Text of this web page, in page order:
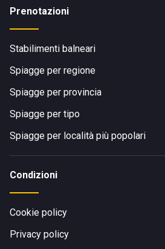
Prenotazioni
Stabilimenti balneari
Spiagge per regione
Spiagge per provincia
Spiagge per tipo
Spiagge per località più popolari
Condizioni
Cookie policy
Privacy policy